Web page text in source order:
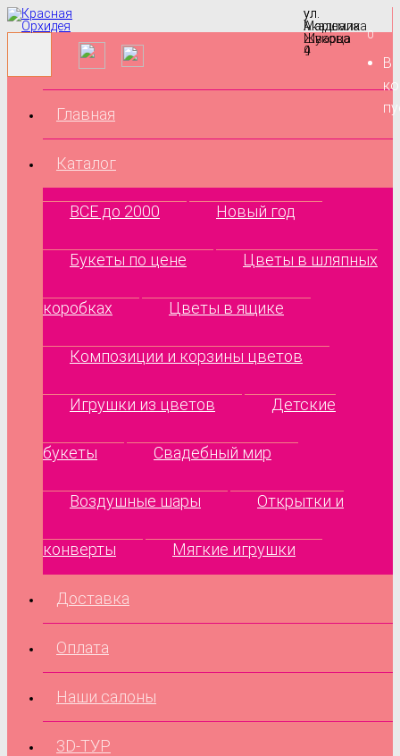
ул.
Маршала
Жукова
9
ул.
Академика
Шварца
4
0
В
Главная
Каталог
ВСЕ до 2000 Новый год
Букеты по цене Цветы в шляпных
коробках Цветы в ящике
Композиции и корзины цветов
Игрушки из цветов Детские
букеты Свадебный мир
Воздушные шары Открытки и
конверты Мягкие игрушки
Доставка
Оплата
Наши салоны
3D-ТУР